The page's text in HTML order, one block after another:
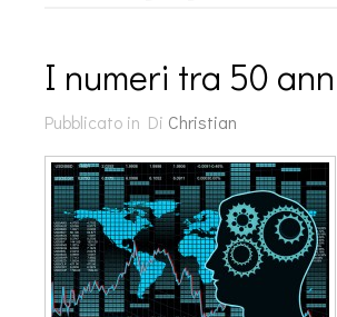
I numeri tra 50
Pubblicato in Di Christian